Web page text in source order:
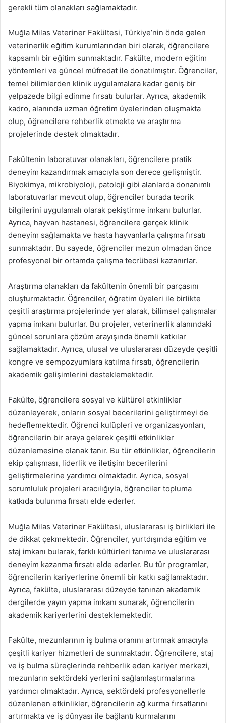
gerekli tüm olanakları sağlamaktadır.
Muğla Milas Veteriner Fakültesi, Türkiye’nin önde gelen
veterinerlik eğitim kurumlarından biri olarak, öğrencilere
kapsamlı bir eğitim sunmaktadır. Fakülte, modern eğitim
yöntemleri ve güncel müfredat ile donatılmıştır. Öğrenciler,
temel bilimlerden klinik uygulamalara kadar geniş bir
yelpazede bilgi edinme fırsatı bulurlar. Ayrıca, akademik
kadro, alanında uzman öğretim üyelerinden oluşmakta
olup, öğrencilere rehberlik etmekte ve araştırma
projelerinde destek olmaktadır.
Fakültenin laboratuvar olanakları, öğrencilere pratik
deneyim kazandırmak amacıyla son derece gelişmiştir.
Biyokimya, mikrobiyoloji, patoloji gibi alanlarda donanımlı
laboratuvarlar mevcut olup, öğrenciler burada teorik
bilgilerini uygulamalı olarak pekiştirme imkanı bulurlar.
Ayrıca, hayvan hastanesi, öğrencilere gerçek klinik
deneyim sağlamakta ve hasta hayvanlarla çalışma fırsatı
sunmaktadır. Bu sayede, öğrenciler mezun olmadan önce
profesyonel bir ortamda çalışma tecrübesi kazanırlar.
Araştırma olanakları da fakültenin önemli bir parçasını
oluşturmaktadır. Öğrenciler, öğretim üyeleri ile birlikte
çeşitli araştırma projelerinde yer alarak, bilimsel çalışmalar
yapma imkanı bulurlar. Bu projeler, veterinerlik alanındaki
güncel sorunlara çözüm arayışında önemli katkılar
sağlamaktadır. Ayrıca, ulusal ve uluslararası düzeyde çeşitli
kongre ve sempozyumlara katılma fırsatı, öğrencilerin
akademik gelişimlerini desteklemektedir.
Fakülte, öğrencilere sosyal ve kültürel etkinlikler
düzenleyerek, onların sosyal becerilerini geliştirmeyi de
hedeflemektedir. Öğrenci kulüpleri ve organizasyonları,
öğrencilerin bir araya gelerek çeşitli etkinlikler
düzenlemesine olanak tanır. Bu tür etkinlikler, öğrencilerin
ekip çalışması, liderlik ve iletişim becerilerini
geliştirmelerine yardımcı olmaktadır. Ayrıca, sosyal
sorumluluk projeleri aracılığıyla, öğrenciler topluma
katkıda bulunma fırsatı elde ederler.
Muğla Milas Veteriner Fakültesi, uluslararası iş birlikleri ile
de dikkat çekmektedir. Öğrenciler, yurtdışında eğitim ve
staj imkanı bularak, farklı kültürleri tanıma ve uluslararası
deneyim kazanma fırsatı elde ederler. Bu tür programlar,
öğrencilerin kariyerlerine önemli bir katkı sağlamaktadır.
Ayrıca, fakülte, uluslararası düzeyde tanınan akademik
dergilerde yayın yapma imkanı sunarak, öğrencilerin
akademik kariyerlerini desteklemektedir.
Fakülte, mezunlarının iş bulma oranını artırmak amacıyla
çeşitli kariyer hizmetleri de sunmaktadır. Öğrencilere, staj
ve iş bulma süreçlerinde rehberlik eden kariyer merkezi,
mezunların sektördeki yerlerini sağlamlaştırmalarına
yardımcı olmaktadır. Ayrıca, sektördeki profesyonellerle
düzenlenen etkinlikler, öğrencilerin ağ kurma fırsatlarını
artırmakta ve iş dünyası ile bağlantı kurmalarını